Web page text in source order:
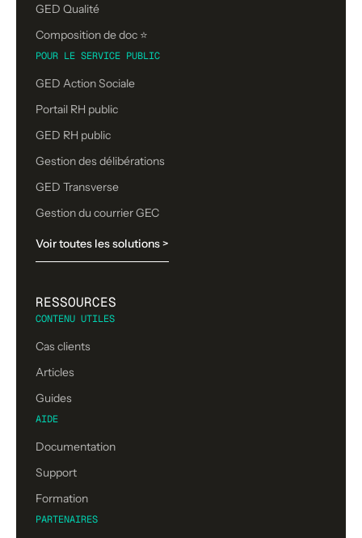
GED Qualité
Composition de doc ⭐️
POUR LE SERVICE PUBLIC
GED Action Sociale
Portail RH public
GED RH public
Gestion des délibérations
GED Transverse
Gestion du courrier GEC
Voir toutes les solutions >
RESSOURCES
CONTENU UTILES
Cas clients
Articles
Guides
AIDE
Documentation
Support
Formation
PARTENAIRES